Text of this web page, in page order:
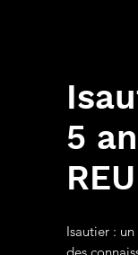
5
Isautier :